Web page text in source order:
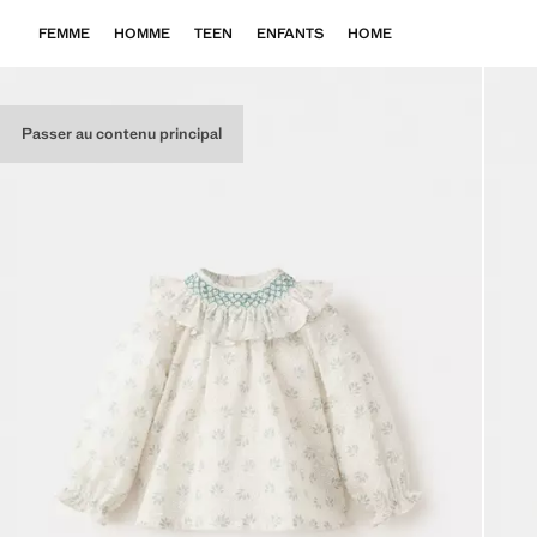
Passer au contenu principal
FEMME HOMME TEEN ENFANTS HOME